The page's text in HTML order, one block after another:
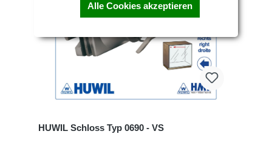
HUWIL Schloss Typ 0690 - VS
Alle Cookies akzeptieren